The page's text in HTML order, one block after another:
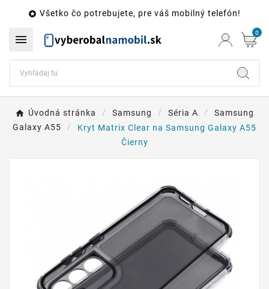
 Všetko čo potrebujete, pre váš mobilný telefón!
 0
Úvodná stránka Samsung Séria A
Samsung
Galaxy A55
Kryt Matrix Clear na Samsung Galaxy A55
Čierny